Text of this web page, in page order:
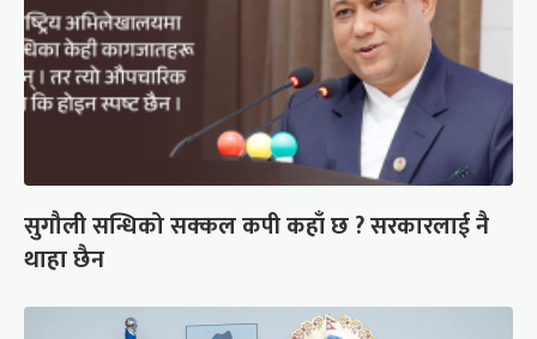
सुगौली सन्धिको सक्कल कपी कहाँ छ ? सरकारलाई नै
थाहा छैन